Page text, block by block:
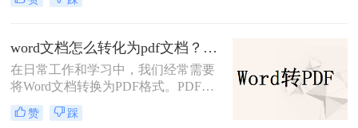
转呢？本文将介绍几种常用方法，帮
word文档怎么转化为pdf文档？3 种实用转换方法，完美保留原文档格式！
在日常工作和学习中，我们经常需要
将Word文档转换为PDF格式。PDF文
件不仅格式稳定、兼容性强，还能保
持文档的原始布局和格式，使得文档
赞 踩